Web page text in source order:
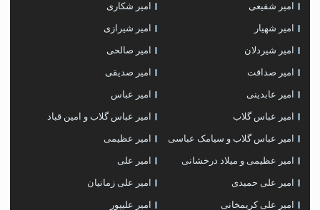
امیر شفیعی امیر شکاری
امیر شهیار امیر شیرازی
امیر شیردلان امیر صالحی
امیر صداقت امیر صدیقی
امیر عابدینی امیر عباس
امیر عباس گلاب امیر عباس گلاب و امین قباد
امیر عباس گلاب و سیامک عباسی امیر عظیمی
امیر عظیمی و میلاد درخشانی امیر علی
امیر علی حمیدی امیر علی زمانیان
امیر علی کریمخانی امیر علیپور